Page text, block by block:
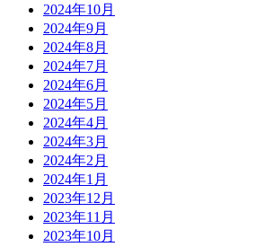
2024年10月
2024年9月
2024年8月
2024年7月
2024年6月
2024年5月
2024年4月
2024年3月
2024年2月
2024年1月
2023年12月
2023年11月
2023年10月